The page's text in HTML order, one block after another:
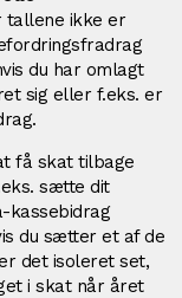
tallene ikke er
du har omlagt
sig eller f.eks. er
få skat tilbage
sætte dit
kassebidrag
du sætter et af de
det isoleret set,
i skat når året